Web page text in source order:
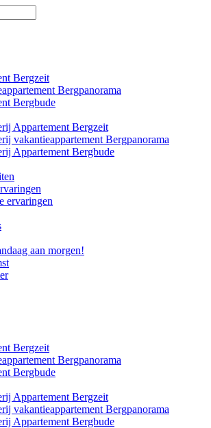
Bergzeit
Bergpanorama
Bergbude
Appartement Bergzeit
vakantieappartement Bergpanorama
Appartement Bergbude
ervaringen
aan morgen!
Bergzeit
Bergpanorama
Bergbude
Appartement Bergzeit
vakantieappartement Bergpanorama
Appartement Bergbude